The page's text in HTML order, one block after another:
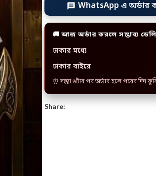
WhatsApp এ অর্ডার
🚚 আজ অর্ডার করলে সম্ভাব্য
ঢাকার মধ্যে
ঢাকার বাইরে
⏰ সন্ধ্যা ৬টার পর অর্ডার হলে পরের দিন
Share: